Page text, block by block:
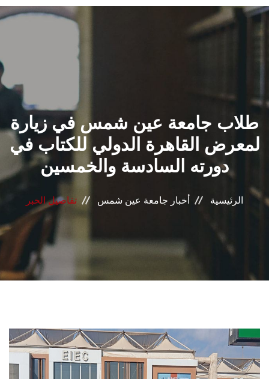
الرئيسيـة
القطاعـات
الشئون الأكاديمية
البحث العلمي
المراكز والوحدات
الأنظمة الذكية
الطلاب
طلاب جامعة عين شمس في زيارة
لمعرض القاهرة الدولي للكتاب في
دورته السادسة والخمسين
الرئيسية أخبار جامعة عين شمس تفاصيل الخبر